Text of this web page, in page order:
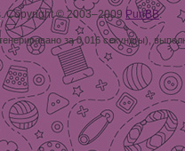
. Copyright © 2003–2009 PunBB.
за 0,016 секунд(ы),